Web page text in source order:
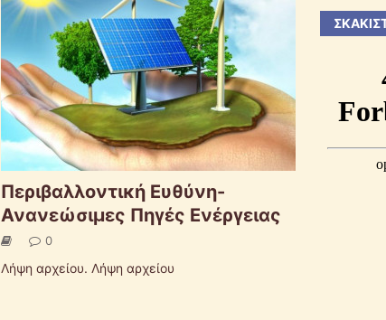
Περιβαλλοντική Ευθύνη-
Ανανεώσιμες Πηγές Ενέργειας
0
Λήψη αρχείου. Λήψη αρχείου